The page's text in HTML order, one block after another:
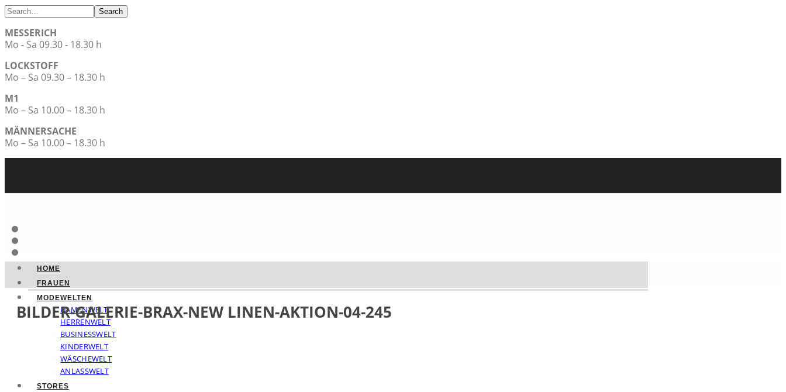
Search
MESSERICH
Mo - Sa 09.30 - 18.30 h
LOCKSTOFF
Mo – Sa 09.30 – 18.30 h
M1
Mo – Sa 10.00 – 18.30 h
MÄNNERSACHE
Mo – Sa 10.00 – 18.30 h
HOME
FRAUEN
MODEWELTEN
DAMENWELT
HERRENWELT
BUSINESSWELT
KINDERWELT
WÄSCHEWELT
ANLASSWELT
STORES
BILDER-GALERIE-BRAX-NEW LINEN-AKTION-04-245